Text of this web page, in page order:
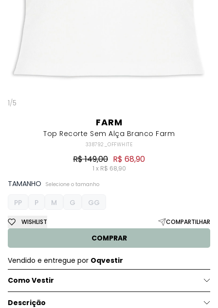
1/5
FARM
Top Recorte Sem Alça Branco Farm
338792_OFFWHITE
R$ 149,00 R$ 68,90
1 x R$ 68,90
TAMANHO Selecione o tamanho
PP P M G GG
COMPRAR
WISHLIST COMPARTILHAR
Vendido e entregue por Oqvestir
Como Vestir
Descrição